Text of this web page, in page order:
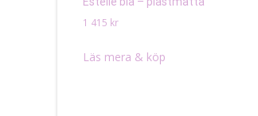
1 415 kr
Läs mera & köp